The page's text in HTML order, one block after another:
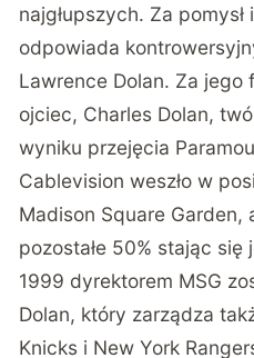
najgłupszych. Za
odpowiada
Lawrence Dolan. Za jego
ojciec, Charles Dolan,
wyniku przejęcia
Cablevision weszło w
Madison Square Garden,
pozostałe 50% stając się
1999 dyrektorem MSG
Dolan, który zarządza
Knicks i New York